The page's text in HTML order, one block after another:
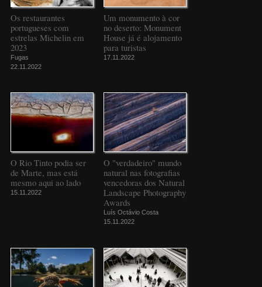
Os restaurantes
portugueses com
estrelas Michelin em
2023
Fugas
22.11.2022
Um monumento à cor
no deserto: Monument
House já é alojamento
para turistas
17.11.2022
O Rio Tinto podia ser
de Marte, mas está
mesmo aqui ao lado
15.11.2022
O "verdadeiro" mundo
natural nas fotografias
vencedoras dos Natural
Landscape Photography
Awards
Luís Octávio Costa
15.11.2022